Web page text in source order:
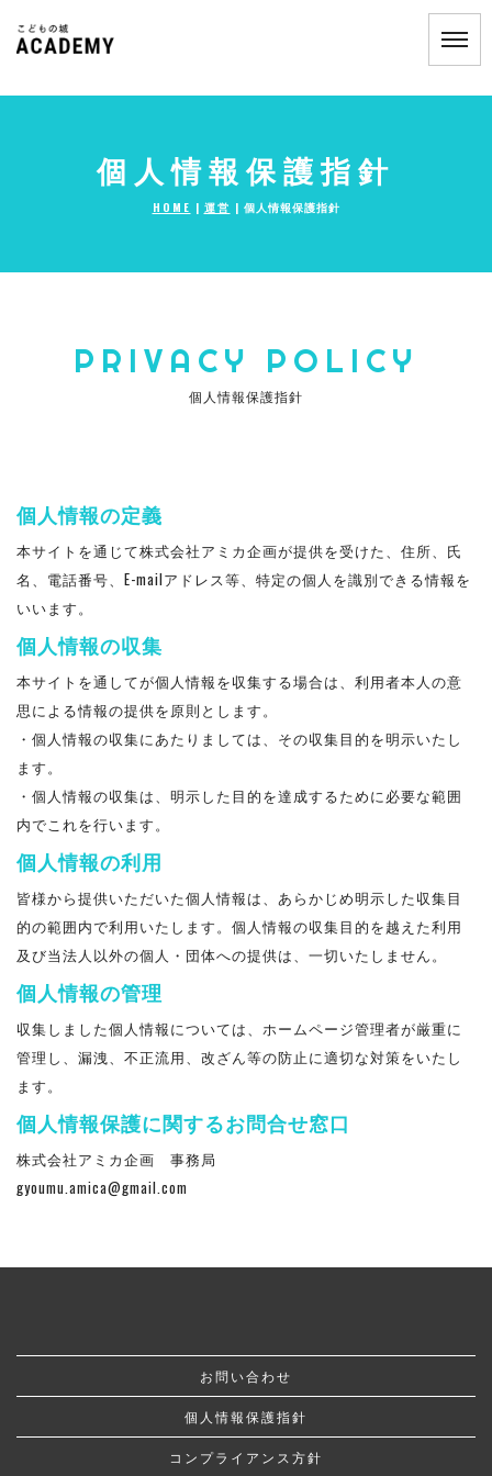
個人情報保護指針
HOME | 運営 | 個人情報保護指針
PRIVACY POLICY
個人情報保護指針
個人情報の定義
本サイトを通じて株式会社アミカ企画が提供を受けた、住所、氏
名、電話番号、E-mailアドレス等、特定の個人を識別できる情報を
いいます。
個人情報の収集
本サイトを通してが個人情報を収集する場合は、利用者本人の意
思による情報の提供を原則とします。
・個人情報の収集にあたりましては、その収集目的を明示いたし
ます。
・個人情報の収集は、明示した目的を達成するために必要な範囲
内でこれを行います。
個人情報の利用
皆様から提供いただいた個人情報は、あらかじめ明示した収集目
的の範囲内で利用いたします。個人情報の収集目的を越えた利用
及び当法人以外の個人・団体への提供は、一切いたしません。
個人情報の管理
収集しました個人情報については、ホームページ管理者が厳重に
管理し、漏洩、不正流用、改ざん等の防止に適切な対策をいたし
ます。
個人情報保護に関するお問合せ窓口
株式会社アミカ企画 事務局
gyoumu.amica@gmail.com
お問い合わせ
個人情報保護指針
コンプライアンス方針